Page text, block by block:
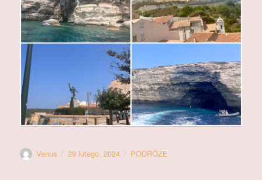
Autor
Venus
Data
29 lutego, 2024 Kategorie
PODRÓŻE